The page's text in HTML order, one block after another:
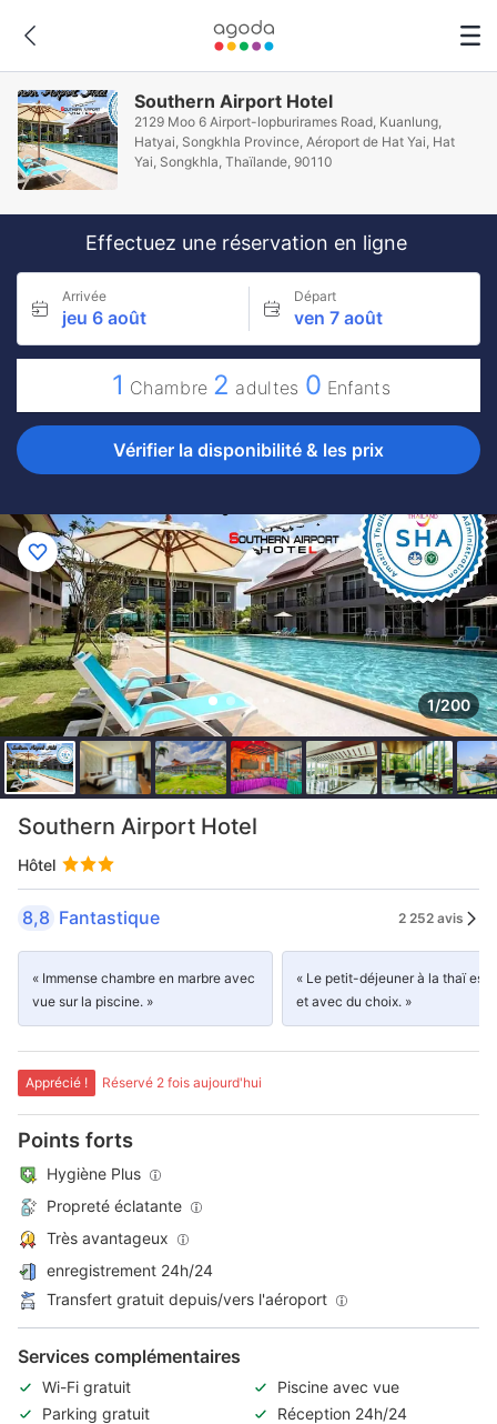
Southern Airport Hotel
2129 Moo 6 Airport-lopburirames Road, Kuanlung,
Hatyai, Songkhla Province, Aéroport de Hat Yai, Hat
Yai, Songkhla, Thaïlande, 90110
Effectuez une réservation en ligne
Arrivée
jeu 6 août
Départ
ven 7 août
1 Chambre 2 adultes 0 Enfants
Vérifier la disponibilité & les prix
1/200
Southern Airport Hotel
Hôtel
8,8 Fantastique 2 252 avis
« Immense chambre en marbre avec
vue sur la piscine. »
« Le petit-déjeuner à la thaï est
et avec du choix. »
Apprécié ! Réservé 2 fois aujourd'hui
Points forts
Hygiène Plus
Propreté éclatante
Très avantageux
enregistrement 24h/24
Transfert gratuit depuis/vers l'aéroport
Services complémentaires
Wi-Fi gratuit
Piscine avec vue
Parking gratuit
Réception 24h/24